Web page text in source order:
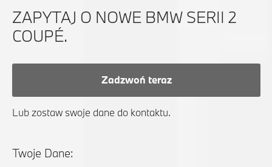
ZAPYTAJ O NOWE BMW SERII 2
COUPÉ.
Zadzwoń teraz
Lub zostaw swoje dane do kontaktu.
Twoje Dane: